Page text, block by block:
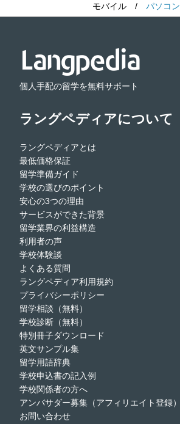
モバイル / パソコン
個人手配の留学を無料サポート
ラングペディアについて
ラングペディアとは
最低価格保証
留学準備ガイド
学校の選びのポイント
安心の3つの理由
サービスができた背景
留学業界の利益構造
利用者の声
学校体験談
よくある質問
ラングペディア利用規約
プライバシーポリシー
留学相談（無料）
学校診断（無料）
特別冊子ダウンロード
英文サンプル集
留学用語辞典
学校申込書の記入例
学校関係者の方へ
アンバサダー募集（アフィリエイト登録）
お問い合わせ